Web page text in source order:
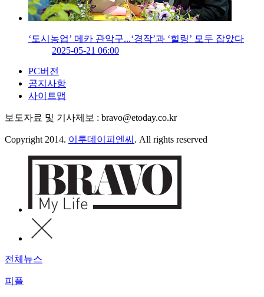
‘도시농업’ 메카 관악구...‘경작’과 ‘힐링’ 모두 잡았다
2025-05-21 06:00
PC버전
공지사항
사이트맵
보도자료 및 기사제보 : bravo@etoday.co.kr
Copyright 2014. 이투데이피엔씨 . All rights reserved
전체뉴스
피플